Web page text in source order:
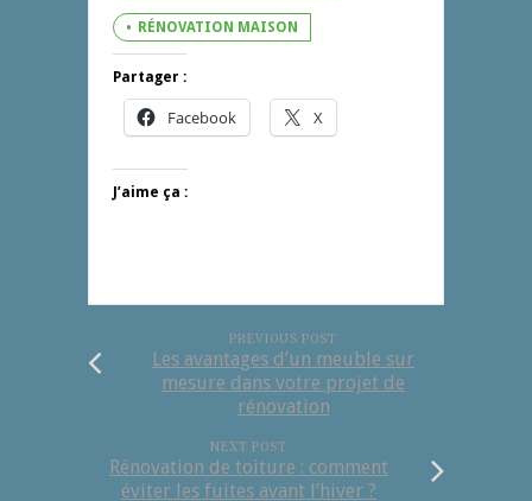
RÉNOVATION MAISON
Partager :
Facebook X
J’aime ça :
PREVIOUS POST
Les avantages d’un meuble sur
mesure dans votre projet de
rénovation
NEXT POST
Rénovation de toiture : comment
éviter les fuites avant l’hiver ?